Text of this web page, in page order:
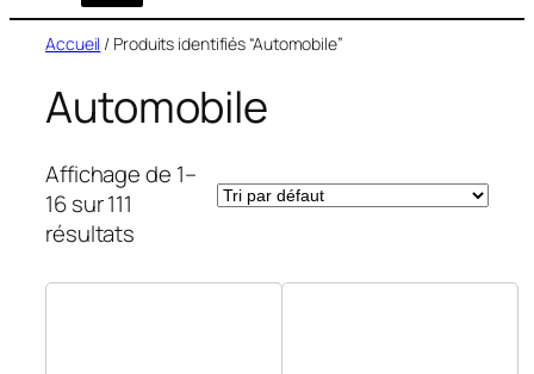
h
e
d
p
r
u
Accueil / Produits identifiés “Automobile”
Automobile
Affichage de 1–
16 sur 111
résultats